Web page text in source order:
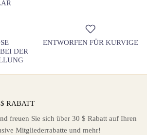
DER
ENTWORFEN FÜR KURVIGE
RABATT
freuen Sie sich über 30 $ Rabatt auf Ihren
Mitgliederrabatte und mehr!